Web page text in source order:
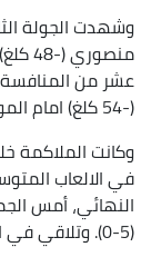
وشهدت الجولة
عشر من المنافسة،
في الالعاب
النهائي، أمس